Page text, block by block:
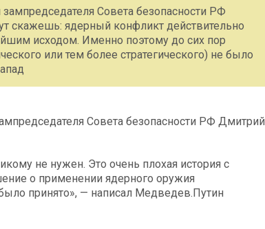
Совета безопасности РФ
скажешь: ядерный конфликт действительно
исходом. Именно поэтому до сих пор
или тем более стратегического) не было
Совета безопасности РФ Дмитрий
не нужен. Это очень плохая история с
о применении ядерного оружия
было принято», — написал Медведев.Путин